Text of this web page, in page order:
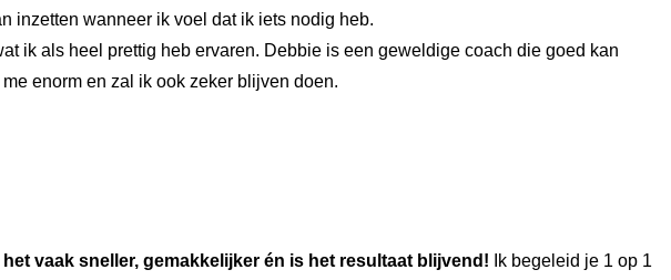
inzetten wanneer ik voel dat ik iets nodig heb.
ik als heel prettig heb ervaren. Debbie is een geweldige coach die goed kan
enorm en zal ik ook zeker blijven doen.
vaak sneller, gemakkelijker én is het resultaat blijvend!
Ik begeleid je 1 op 1